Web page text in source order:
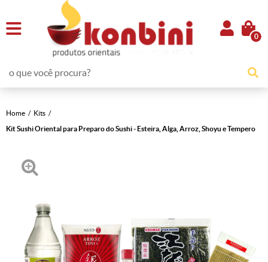
0
Home
Kits
Kit Sushi Oriental para Preparo do Sushi - Esteira, Alga, Arroz, Shoyu e Tempero